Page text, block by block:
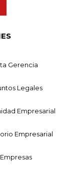
Gerencia
Legales
Empresarial
Empresarial
Empresas